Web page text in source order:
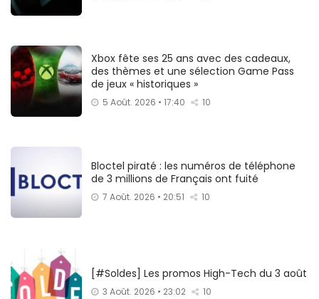
Xbox fête ses 25 ans avec des cadeaux,
des thèmes et une sélection Game Pass
de jeux « historiques »
5 Août. 2026 • 17:40 10
Bloctel piraté : les numéros de téléphone
de 3 millions de Français ont fuité
7 Août. 2026 • 20:51 10
[#Soldes] Les promos High-Tech du 3 août
3 Août. 2026 • 23:02 10